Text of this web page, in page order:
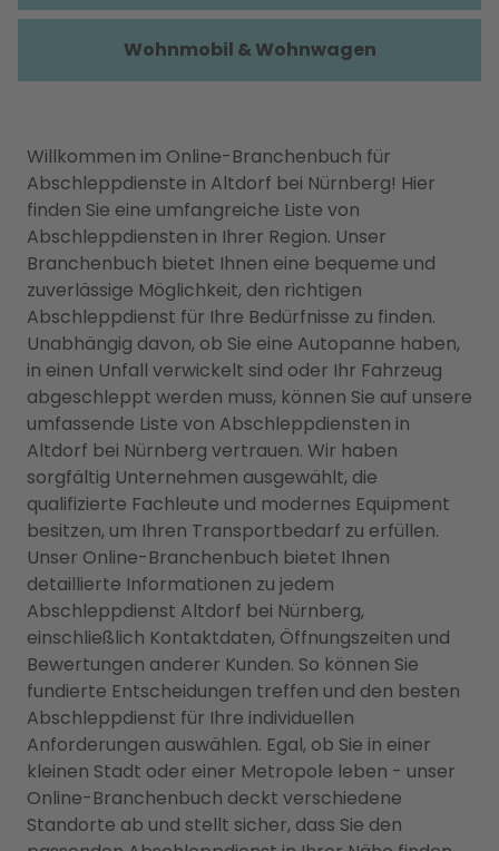
Willkommen im Online-Branchenbuch für
Abschleppdienste in Altdorf bei Nürnberg! Hier
finden Sie eine umfangreiche Liste von
Abschleppdiensten in Ihrer Region. Unser
Branchenbuch bietet Ihnen eine bequeme und
zuverlässige Möglichkeit, den richtigen
Abschleppdienst für Ihre Bedürfnisse zu finden.
Unabhängig davon, ob Sie eine Autopanne haben,
in einen Unfall verwickelt sind oder Ihr Fahrzeug
abgeschleppt werden muss, können Sie auf unsere
umfassende Liste von Abschleppdiensten in
Altdorf bei Nürnberg vertrauen. Wir haben
sorgfältig Unternehmen ausgewählt, die
qualifizierte Fachleute und modernes Equipment
besitzen, um Ihren Transportbedarf zu erfüllen.
Unser Online-Branchenbuch bietet Ihnen
detaillierte Informationen zu jedem
Abschleppdienst Altdorf bei Nürnberg,
einschließlich Kontaktdaten, Öffnungszeiten und
Bewertungen anderer Kunden. So können Sie
fundierte Entscheidungen treffen und den besten
Abschleppdienst für Ihre individuellen
Anforderungen auswählen. Egal, ob Sie in einer
kleinen Stadt oder einer Metropole leben - unser
Online-Branchenbuch deckt verschiedene
Standorte ab und stellt sicher, dass Sie den
Wohnmobil & Wohnwagen